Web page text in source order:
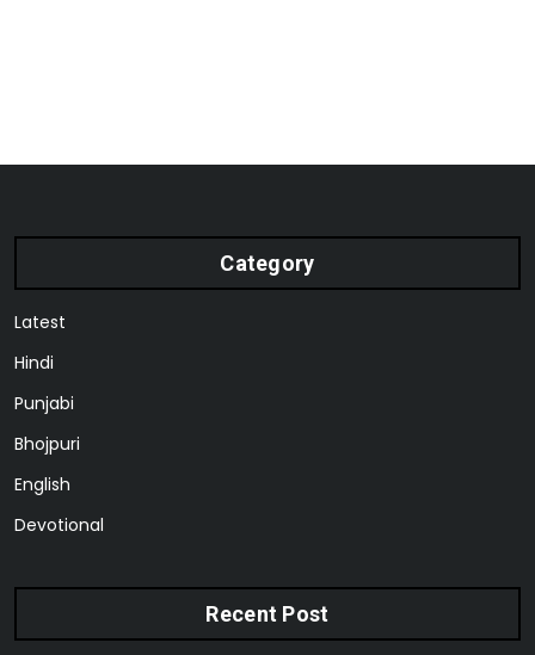
Category
Latest
Hindi
Punjabi
Bhojpuri
English
Devotional
Recent Post